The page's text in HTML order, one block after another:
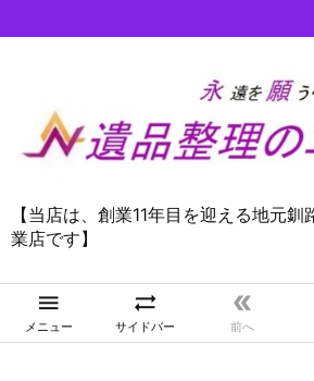
【当店は、創業11年目を迎える地元
業店です】

メニュー

サイドバー

前へ